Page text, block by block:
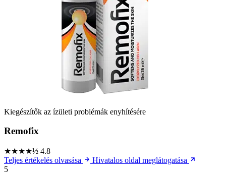
Kiegészítők az ízületi problémák enyhítésére
Remofix
★★★★½ 4.8
Teljes értékelés olvasása
Hivatalos oldal meglátogatása
5